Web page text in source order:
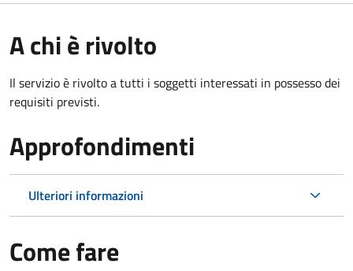
A chi è rivolto
Il servizio è rivolto a tutti i soggetti interessati in possesso dei
requisiti previsti.
Approfondimenti
Ulteriori informazioni
Come fare